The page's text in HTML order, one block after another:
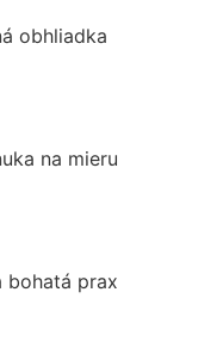
obhliadka
na mieru
bohatá prax